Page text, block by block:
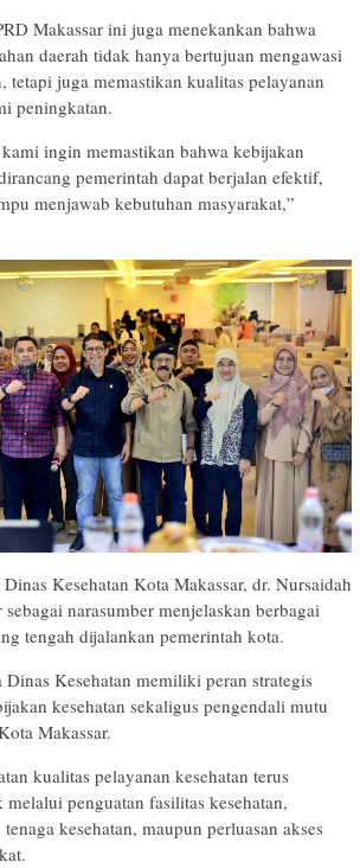
Makassar ini juga menekankan bahwa
daerah tidak hanya bertujuan mengawasi
tetapi juga memastikan kualitas pelayanan
peningkatan.
ingin memastikan bahwa kebijakan
pemerintah dapat berjalan efektif,
menjawab kebutuhan masyarakat,”
Kesehatan Kota Makassar, dr. Nursaidah
narasumber menjelaskan berbagai
tengah dijalankan pemerintah kota.
Dinas Kesehatan memiliki peran strategis
kesehatan sekaligus pengendali mutu
Makassar.
kualitas pelayanan kesehatan terus
penguatan fasilitas kesehatan,
kesehatan, maupun perluasan akses